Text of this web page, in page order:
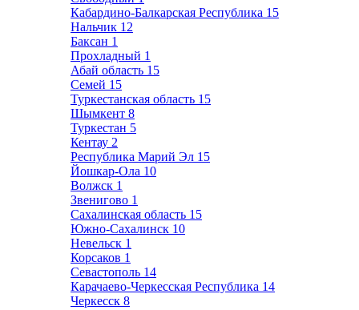
Кабардино-Балкарская Республика 15
Нальчик 12
Баксан 1
Прохладный 1
Абай область 15
Семей 15
Туркестанская область 15
Шымкент 8
Туркестан 5
Кентау 2
Республика Марий Эл 15
Йошкар-Ола 10
Волжск 1
Звенигово 1
Сахалинская область 15
Южно-Сахалинск 10
Невельск 1
Корсаков 1
Севастополь 14
Карачаево-Черкесская Республика 14
Черкесск 8